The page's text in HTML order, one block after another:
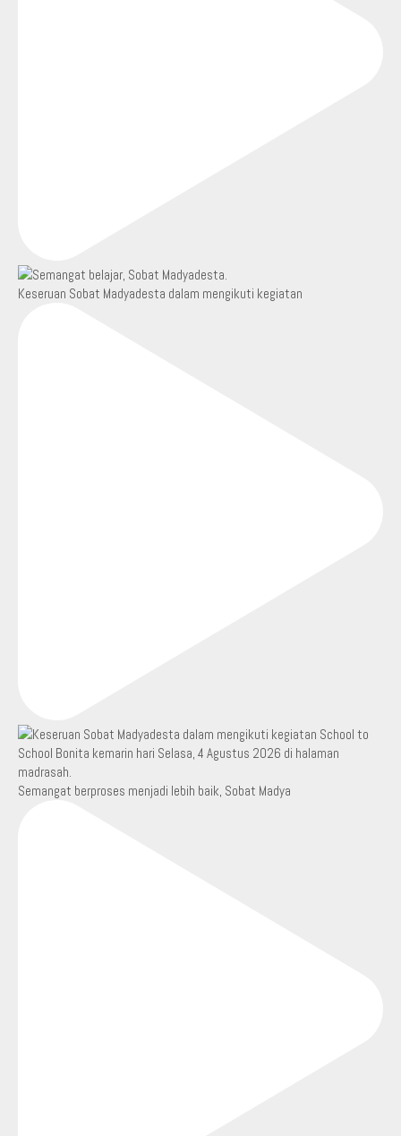
Keseruan Sobat Madyadesta dalam mengikuti kegiatan
Semangat berproses menjadi lebih baik, Sobat Madya